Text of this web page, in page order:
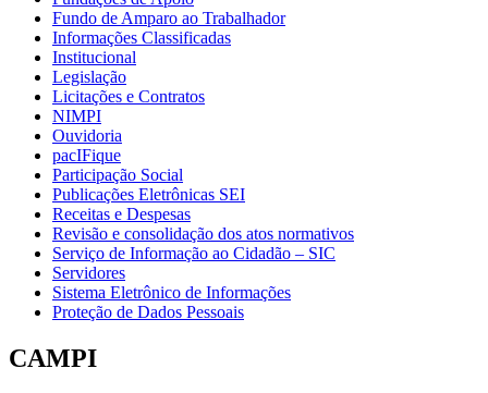
Fundo de Amparo ao Trabalhador
Informações Classificadas
Institucional
Legislação
Licitações e Contratos
NIMPI
Ouvidoria
pacIFique
Participação Social
Publicações Eletrônicas SEI
Receitas e Despesas
Revisão e consolidação dos atos normativos
Serviço de Informação ao Cidadão – SIC
Servidores
Sistema Eletrônico de Informações
Proteção de Dados Pessoais
CAMPI